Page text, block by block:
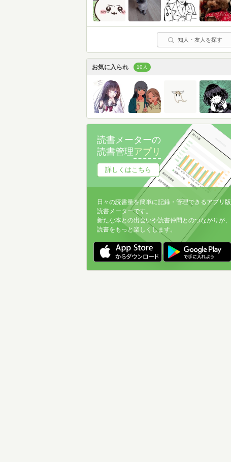
知人・友人を探す
お気に入られ 10人
読書メーターの
読書管理アプリ
詳しくはこちら
日々の読書量を簡単に記録・管理できるアプリ版
読書メーターです。
新たな本との出会いや読書仲間とのつながりが、
読書をもっと楽しくします。